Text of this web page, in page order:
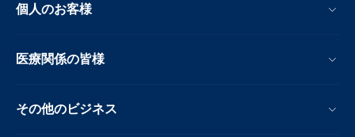
個人のお客様
医療関係の皆様
その他のビジネス